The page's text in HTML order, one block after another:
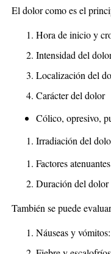
El dolor como es el
Hora de inicio y
Intensidad del
Localización del
Carácter del dolor
Cólico, opresivo,
Irradiación del
Factores
Duración del dolor
También se puede
Náuseas y